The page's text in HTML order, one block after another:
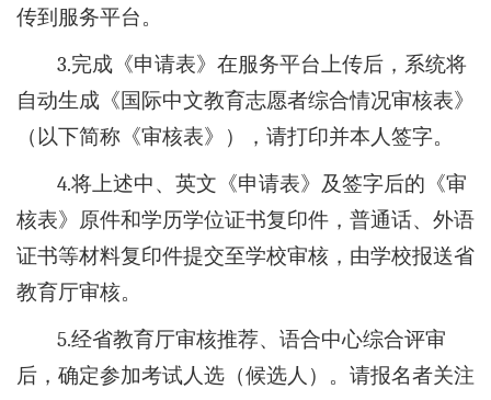
传到服务平台。
3.完成《申请表》在服务平台上传后，系统将
自动生成《国际中文教育志愿者综合情况审核表》
（以下简称《审核表》），请打印并本人签字。
4.将上述中、英文《申请表》及签字后的《审
核表》原件和学历学位证书复印件，普通话、外语
证书等材料复印件提交至学校审核，由学校报送省
教育厅审核。
5.经省教育厅审核推荐、语合中心综合评审
后，确定参加考试人选（候选人）。请报名者关注